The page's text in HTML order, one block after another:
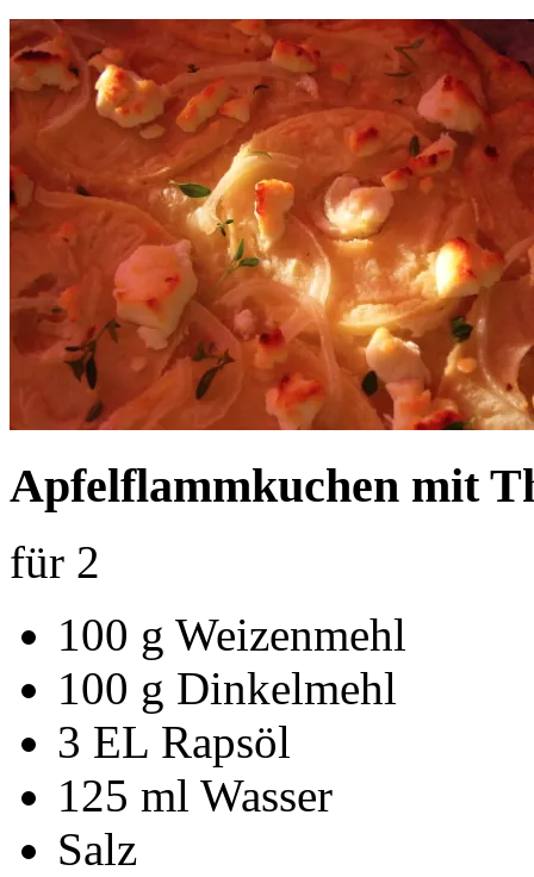
Apfelflammkuchen mit
für 2
100 g Weizenmehl
100 g Dinkelmehl
3 EL Rapsöl
125 ml Wasser
Salz